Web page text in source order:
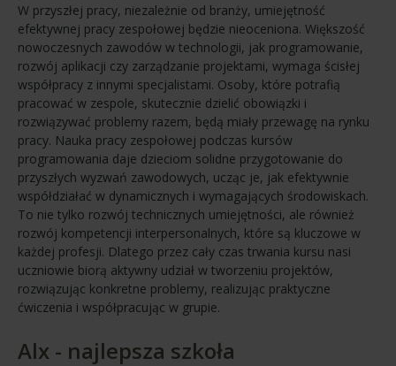
W przyszłej pracy, niezależnie od branży, umiejętność
efektywnej pracy zespołowej będzie nieoceniona. Większość
nowoczesnych zawodów w technologii, jak programowanie,
rozwój aplikacji czy zarządzanie projektami, wymaga ścisłej
współpracy z innymi specjalistami. Osoby, które potrafią
pracować w zespole, skutecznie dzielić obowiązki i
rozwiązywać problemy razem, będą miały przewagę na rynku
pracy. Nauka pracy zespołowej podczas kursów
programowania daje dzieciom solidne przygotowanie do
przyszłych wyzwań zawodowych, ucząc je, jak efektywnie
współdziałać w dynamicznych i wymagających środowiskach.
To nie tylko rozwój technicznych umiejętności, ale również
rozwój kompetencji interpersonalnych, które są kluczowe w
każdej profesji. Dlatego przez cały czas trwania kursu nasi
uczniowie biorą aktywny udział w tworzeniu projektów,
rozwiązując konkretne problemy, realizując praktyczne
ćwiczenia i współpracując w grupie.
Alx - najlepsza szkoła